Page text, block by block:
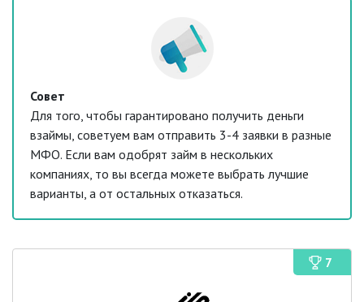
Совет
Для того, чтобы гарантировано получить деньги
взаймы, советуем вам отправить 3-4 заявки в разные
МФО. Если вам одобрят займ в нескольких
компаниях, то вы всегда можете выбрать лучшие
варианты, а от остальных отказаться.
7